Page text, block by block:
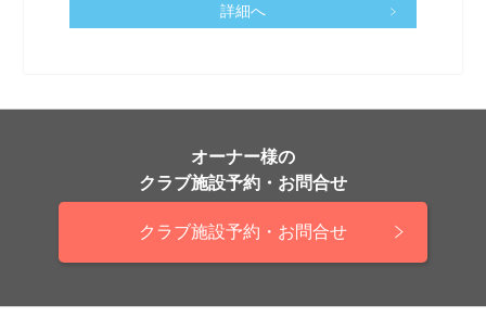
詳細へ
オーナー様の
クラブ施設予約・お問合せ
クラブ施設予約・お問合せ